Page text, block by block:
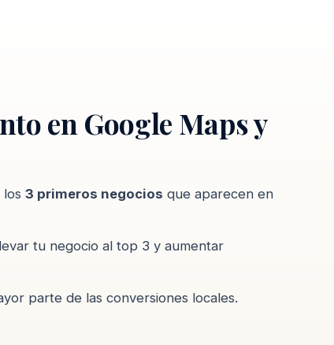
en Google Maps y
los 3 primeros negocios que aparecen en
tu negocio al top 3 y aumentar
parte de las conversiones locales.